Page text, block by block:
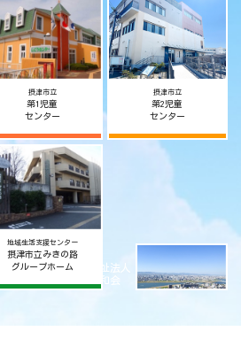
社会福祉法人
摂津宥和会
摂津市立
第1児童
センター
摂津市立
第2児童
センター
地域生活支援センター
摂津市立みきの路
グループホーム